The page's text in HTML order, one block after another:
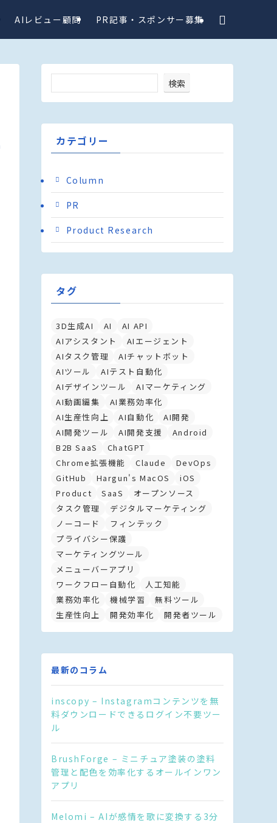
AIレビュー顧問 PR記事・スポンサー募集
検索
カテゴリー
Column
PR
Product Research
タグ
3D生成AI AI
AI API
AIアシスタント
AIエージェント
AIタスク管理
AIチャットボット
AIツール
AIテスト自動化
AIデザインツール
AIマーケティング
AI動画編集
AI業務効率化
AI生産性向上
AI自動化
AI開発
AI開発ツール
AI開発支援
Android
B2B SaaS
ChatGPT
Chrome拡張機能
Claude
DevOps
GitHub
Hargun's MacOS
iOS
Product
SaaS
オープンソース
タスク管理
デジタルマーケティング
ノーコード
フィンテック
プライバシー保護
マーケティングツール
メニューバーアプリ
ワークフロー自動化
人工知能
業務効率化
機械学習
無料ツール
生産性向上
開発効率化 開発者ツール
最新のコラム
inscopy – Instagramコンテンツを無
料ダウンロードできるログイン不要ツー
ル
BrushForge – ミニチュア塗装の塗料
管理と配色を効率化するオールインワン
アプリ
Melomi – AIが感情を歌に変換する3分